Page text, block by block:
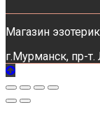
Магазин
г.Мурманск, пр-т.